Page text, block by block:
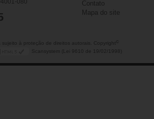
080
Contato
Mapa do site
sujeito à proteção de direitos autorais. Copyright
Scansystem (Lei 9610 de 19/02/1998)